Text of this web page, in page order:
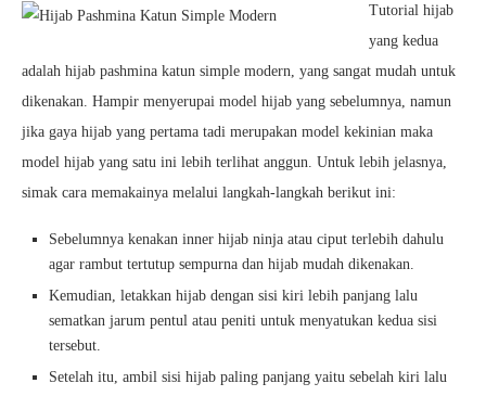
Tutorial hijab
yang kedua
adalah hijab pashmina katun simple modern, yang sangat mudah untuk
dikenakan. Hampir menyerupai model hijab yang sebelumnya, namun
jika gaya hijab yang pertama tadi merupakan model kekinian maka
model hijab yang satu ini lebih terlihat anggun. Untuk lebih jelasnya,
simak cara memakainya melalui langkah-langkah berikut ini:
Sebelumnya kenakan inner hijab ninja atau ciput terlebih dahulu
agar rambut tertutup sempurna dan hijab mudah dikenakan.
Kemudian, letakkan hijab dengan sisi kiri lebih panjang lalu
sematkan jarum pentul atau peniti untuk menyatukan kedua sisi
tersebut.
Setelah itu, ambil sisi hijab paling panjang yaitu sebelah kiri lalu